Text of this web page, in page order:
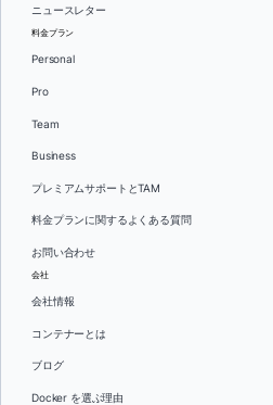
ニュースレター
料金プラン
Personal
Pro
Team
Business
プレミアムサポートとTAM
料金プランに関するよくある質問
お問い合わせ
会社
会社情報
コンテナーとは
ブログ
Docker を選ぶ理由